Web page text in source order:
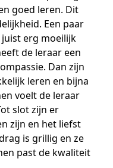
goed leren. Dit
Een paar
erg moeilijk
de leraar een
Dan zijn
leren en bijna
voelt de leraar
slot zijn er
zijn en het liefst
is grillig en ze
past de kwaliteit